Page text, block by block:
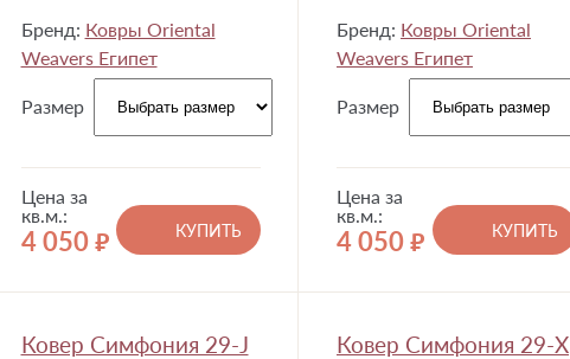
Бренд: Ковры Oriental
Weavers Египет
Размер
Цена за
кв.м.:
4 050 руб.
КУПИТЬ
Бренд: Ковры Oriental
Weavers Египет
Размер
Цена за
кв.м.:
4 050 руб.
КУПИТЬ
Ковер Симфония 29-J Ковер Симфония 29-X